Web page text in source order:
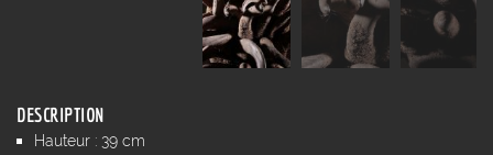
DESCRIPTION
Hauteur : 39 cm